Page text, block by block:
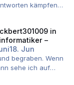
kämpfen
damit
und wenn
auch von dem
Agents aktiv sind)
in
–
18. Jun
begraben. Wenn
sehe ich auf